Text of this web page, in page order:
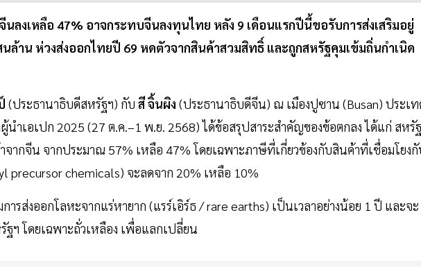
ลงเหลือ 47% อาจกระทบจีนลงทุนไทย หลัง 9 เดือนแรกปีนี้ขอรับการส่งเสริมอยู่
ล้าน ห่วงส่งออกไทยปี 69 หดตัวจากสินค้าสวมสิทธิ์ และถูกสหรัฐคุมเข้มถิ่นกำเนิด
(ประธานาธิบดีสหรัฐฯ) กับ สี จิ้นผิง (ประธานาธิบดีจีน) ณ เมืองปูซาน (Busan) ประเ
นำเอเปก 2025 (27 ต.ค.–1 พ.ย. 2568) ได้ข้อสรุปสาระสำคัญของข้อตกลง ได้แก่ สหรั
จากจีน จากประมาณ 57% เหลือ 47% โดยเฉพาะภาษีที่เกี่ยวข้องกับสินค้าที่เชื่อมโยง
precursor chemicals) จะลดจาก 20% เหลือ 10%
รส่งออกโลหะจากแร่หายาก (แรร์เอิร์ธ / rare earths) เป็นเวลาอย่างน้อย 1 ปี และจะ
ฐฯ โดยเฉพาะถั่วเหลือง เพื่อแลกเปลี่ยน